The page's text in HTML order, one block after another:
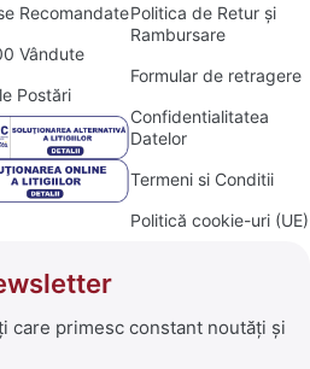
Recomandate
Vândute
Postări
Politica de Retur și
Rambursare
Formular de retragere
Confidentialitatea
Datelor
Termeni si Conditii
Politică cookie-uri (UE)
care primesc constant noutăți și